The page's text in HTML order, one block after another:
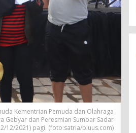
Kementrian Pemuda dan Olahraga
Gebyar dan Peresmian Sumbar Sadar
12/2021) pagi. (foto:satria/biuus.com)